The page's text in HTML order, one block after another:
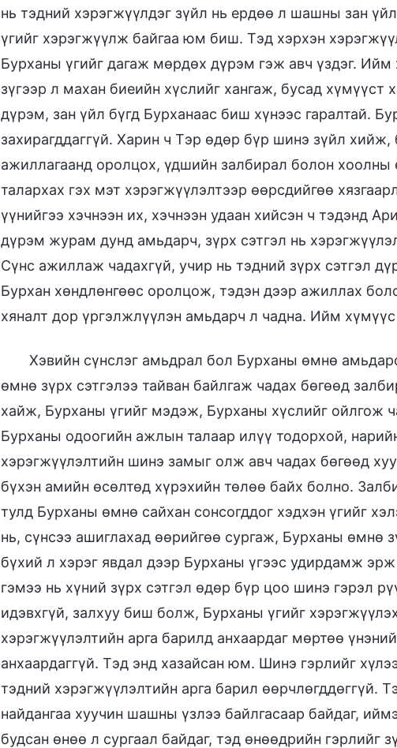
нь тэдний хэрэгжүүлдэг зүйл нь ердөө л шашны зан
үгийг хэрэгжүүлж байгаа юм биш. Тэд хэрхэн
Бурханы үгийг дагаж мөрдөх дүрэм гэж авч үздэг. Ийм
зүгээр л махан биеийн хүслийг хангаж, бусад
дүрэм, зан үйл бүгд Бурханаас биш хүнээс гаралтай.
захирагддаггүй. Харин ч Тэр өдөр бүр шинэ зүйл
ажиллагаанд оролцох, үдшийн залбирал болон
талархах гэх мэт хэрэгжүүлэлтээр өөрсдийгөө
үүнийгээ хэчнээн их, хэчнээн удаан хийсэн ч тэдэнд
дүрэм журам дунд амьдарч, зүрх сэтгэл нь
Сүнс ажиллаж чадахгүй, учир нь тэдний зүрх сэтгэл
Бурхан хөндлөнгөөс оролцож, тэдэн дээр ажиллах
хяналт дор үргэлжлүүлэн амьдарч л чадна. Ийм
Хэвийн сүнслэг амьдрал бол Бурханы өмнө
өмнө зүрх сэтгэлээ тайван байлгаж чадах бөгөөд
хайж, Бурханы үгийг мэдэж, Бурханы хүслийг ойлгож
Бурханы одоогийн ажлын талаар илүү тодорхой,
хэрэгжүүлэлтийн шинэ замыг олж авч чадах бөгөөд
бүхэн амийн өсөлтөд хүрэхийн төлөө байх болно.
тулд Бурханы өмнө сайхан сонсогддог хэдхэн үгийг
нь, сүнсээ ашиглахад өөрийгөө сургаж, Бурханы өмнө
бүхий л хэрэг явдал дээр Бурханы үгээс удирдамж
гэмээ нь хүний зүрх сэтгэл өдөр бүр цоо шинэ гэрэл
идэвхгүй, залхуу биш болж, Бурханы үгийг
хэрэгжүүлэлтийн арга барилд анхаардаг мөртөө
анхаардаггүй. Тэд энд хазайсан юм. Шинэ гэрлийг
тэдний хэрэгжүүлэлтийн арга барил өөрчлөгддөггүй.
найдангаа хуучин шашны үзлээ байлгасаар байдаг,
будсан өнөө л сургаал байдаг, тэд өнөөдрийн гэрлийг